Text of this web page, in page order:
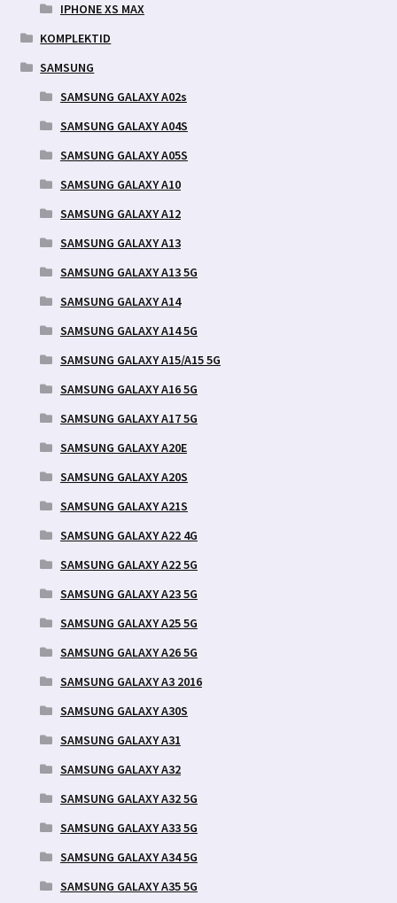
IPHONE XS MAX
KOMPLEKTID
SAMSUNG
SAMSUNG GALAXY A02s
SAMSUNG GALAXY A04S
SAMSUNG GALAXY A05S
SAMSUNG GALAXY A10
SAMSUNG GALAXY A12
SAMSUNG GALAXY A13
SAMSUNG GALAXY A13 5G
SAMSUNG GALAXY A14
SAMSUNG GALAXY A14 5G
SAMSUNG GALAXY A15/A15 5G
SAMSUNG GALAXY A16 5G
SAMSUNG GALAXY A17 5G
SAMSUNG GALAXY A20E
SAMSUNG GALAXY A20S
SAMSUNG GALAXY A21S
SAMSUNG GALAXY A22 4G
SAMSUNG GALAXY A22 5G
SAMSUNG GALAXY A23 5G
SAMSUNG GALAXY A25 5G
SAMSUNG GALAXY A26 5G
SAMSUNG GALAXY A3 2016
SAMSUNG GALAXY A30S
SAMSUNG GALAXY A31
SAMSUNG GALAXY A32
SAMSUNG GALAXY A32 5G
SAMSUNG GALAXY A33 5G
SAMSUNG GALAXY A34 5G
SAMSUNG GALAXY A35 5G